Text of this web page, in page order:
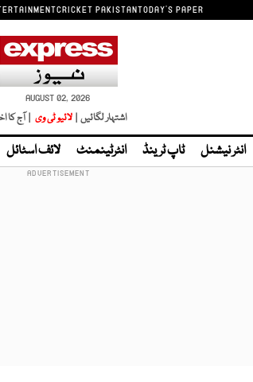
CRICKET PAKISTANTODAY'S PAPER
AUGUST 02, 2026
اشتہار لگائیں | لائیو ٹی وی | آج کا
انٹر نیشنل ٹاپ ٹرینڈ انٹرٹینمنٹ لائف اسٹائل